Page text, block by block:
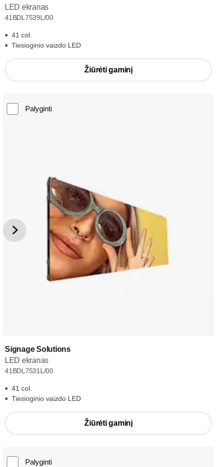
LED ekranas
41BDL7539L/00
41 col.
Tiesioginio vaizdo LED
Žiūrėti gaminį
Palyginti
Signage Solutions
LED ekranas
41BDL7531L/00
41 col.
Tiesioginio vaizdo LED
Žiūrėti gaminį
Palyginti